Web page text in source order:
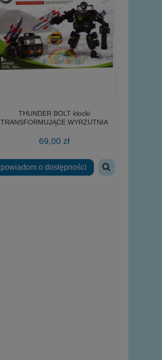
THUNDER BOLT klocki
TRANSFORMUJĄCE WYRZUTNIA
69,00 zł
powiadom o dostępności